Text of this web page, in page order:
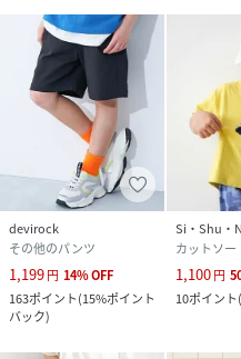
devirock
その他のパンツ
1,199円 14%OFF
163ポイント(15%ポイント
バック)
Si・Shu・
カットソー
1,100円
10ポイント(